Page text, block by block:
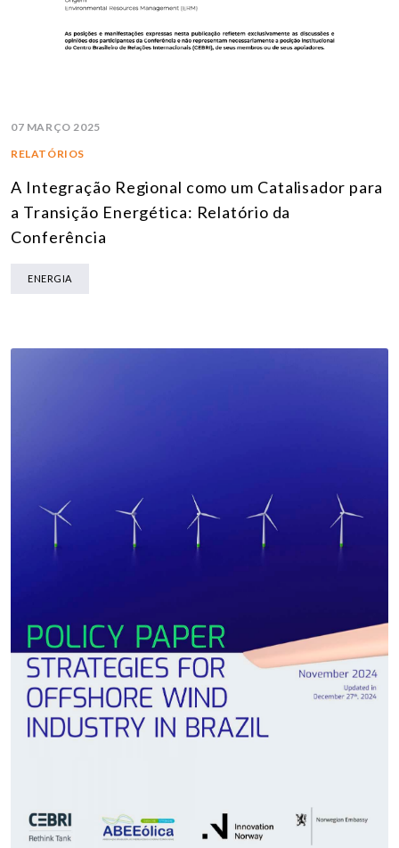
07 MARÇO 2025
RELATÓRIOS
A Integração Regional como um Catalisador para
a Transição Energética: Relatório da
Conferência
ENERGIA